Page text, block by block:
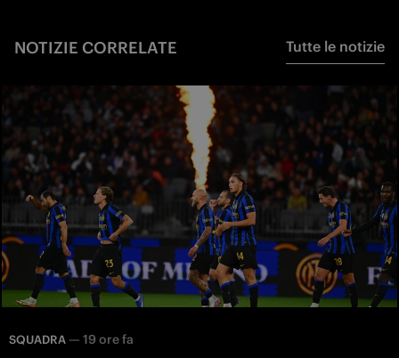
NOTIZIE CORRELATE Tutte le notizie
SQUADRA — 19 ore fa